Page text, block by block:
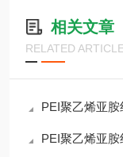
相关文章
RELATED
PEI聚乙烯亚
PEI聚乙烯亚